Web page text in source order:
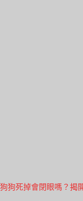
狗狗死掉會閉眼嗎？揭